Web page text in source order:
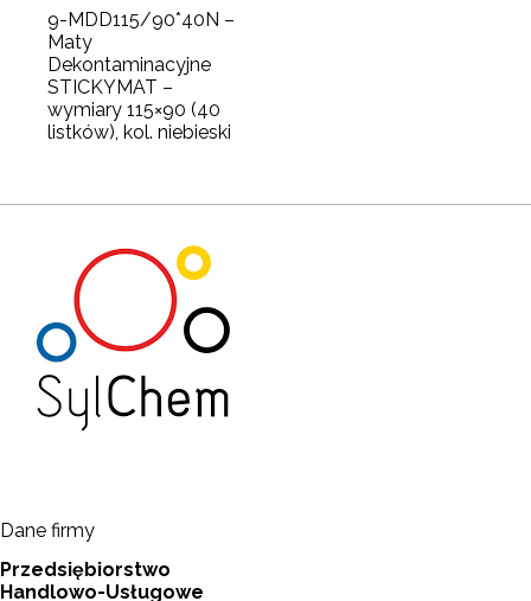
9-MDD115/90*40N –
Maty
Dekontaminacyjne
STICKYMAT –
wymiary 115×90 (40
listków), kol. niebieski
Dane firmy
Przedsiębiorstwo
Handlowo-Usługowe